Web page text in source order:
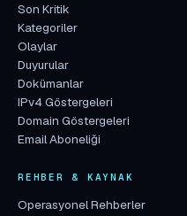
Son Kritik
Kategoriler
Olaylar
Duyurular
Dokümanlar
IPv4 Göstergeleri
Domain Göstergeleri
Email Aboneliği
REHBER & KAYNAK
Operasyonel Rehberler